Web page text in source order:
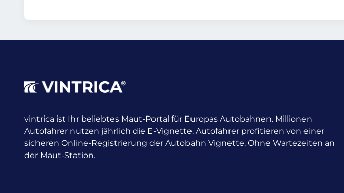
vintrica ist Ihr beliebtes Maut-Portal für Europas Autobahnen. Millionen
Autofahrer nutzen jährlich die E-Vignette. Autofahrer profitieren von einer
sicheren Online-Registrierung der Autobahn Vignette. Ohne Wartezeiten an
der Maut-Station.